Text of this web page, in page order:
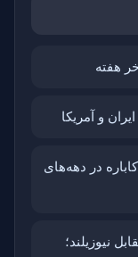
هفته
و آمریکا
در دهه‌های
نیوزیلند؛